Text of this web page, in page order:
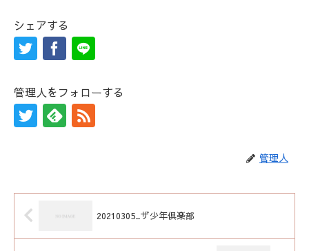
シェアする
管理人をフォローする
管理人
20210305_ザ少年倶楽部